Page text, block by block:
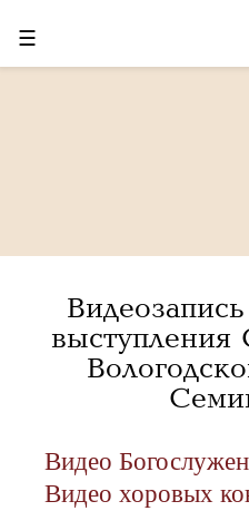
☰
выступления
Видео
Видео хоровых